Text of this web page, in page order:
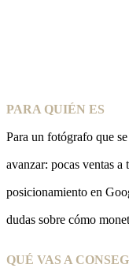
PARA QUIÉN ES
Para un fotógrafo que
avanzar: pocas ventas
posicionamiento en
dudas sobre cómo
QUÉ VAS A